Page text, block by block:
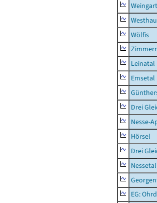
Wölfis
Leinatal
Emsetal
Drei
Nesse-
Hörsel
Drei
Nessetal
EG: